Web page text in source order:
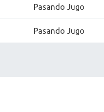
Pasando Jugo
Pasando Jugo